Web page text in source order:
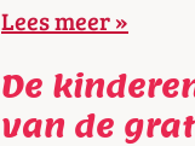
Lees meer »
De
van de